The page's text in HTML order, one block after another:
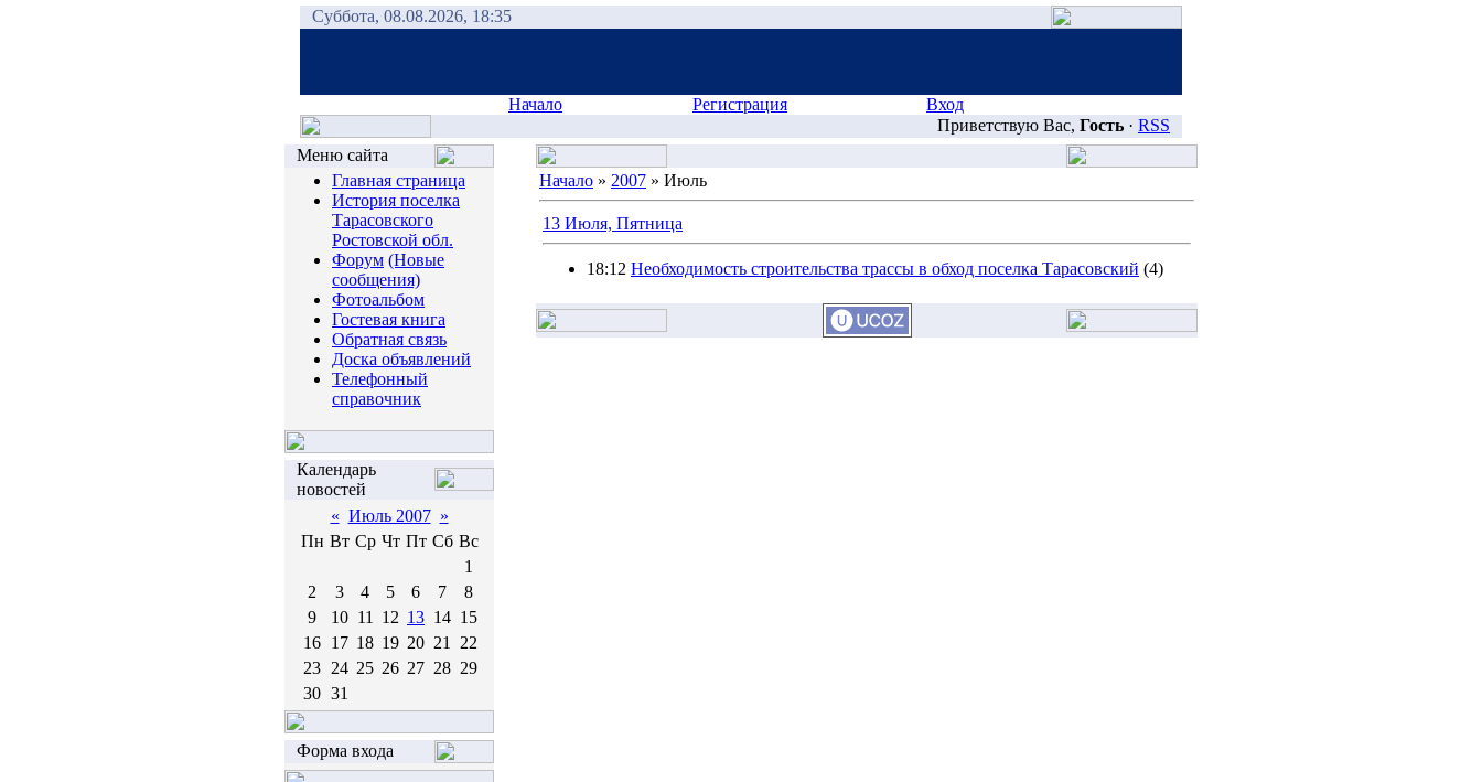
Суббота, 08.08.2026, 18:35
Начало Регистрация
Вход
Приветствую Вас, Гость · RSS
Меню сайта
Главная страница
История поселка
Тарасовского
Ростовской обл.
Форум (Новые
сообщения)
Фотоальбом
Гостевая книга
Обратная связь
Доска объявлений
Телефонный
справочник
Календарь
новостей
« Июль 2007 »
Пн Вт Ср Чт Пт Сб Вс
1
2
3 4 5 6 7
8
9
10 11 12 13 14 15
16 17 18 19 20 21
22
23 24 25 26 27 28 29
30 31
Форма входа
Начало » 2007 » Июль
13 Июля, Пятница
18:12 Необходимость строительства трассы в обход поселка Тарасовский (4)